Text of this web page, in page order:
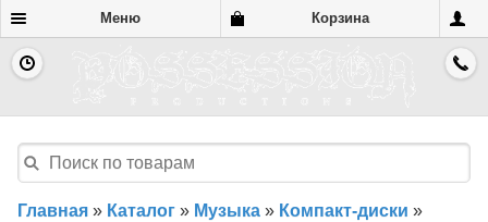
Меню Корзина
Главная » Каталог » Музыка » Компакт-диски »